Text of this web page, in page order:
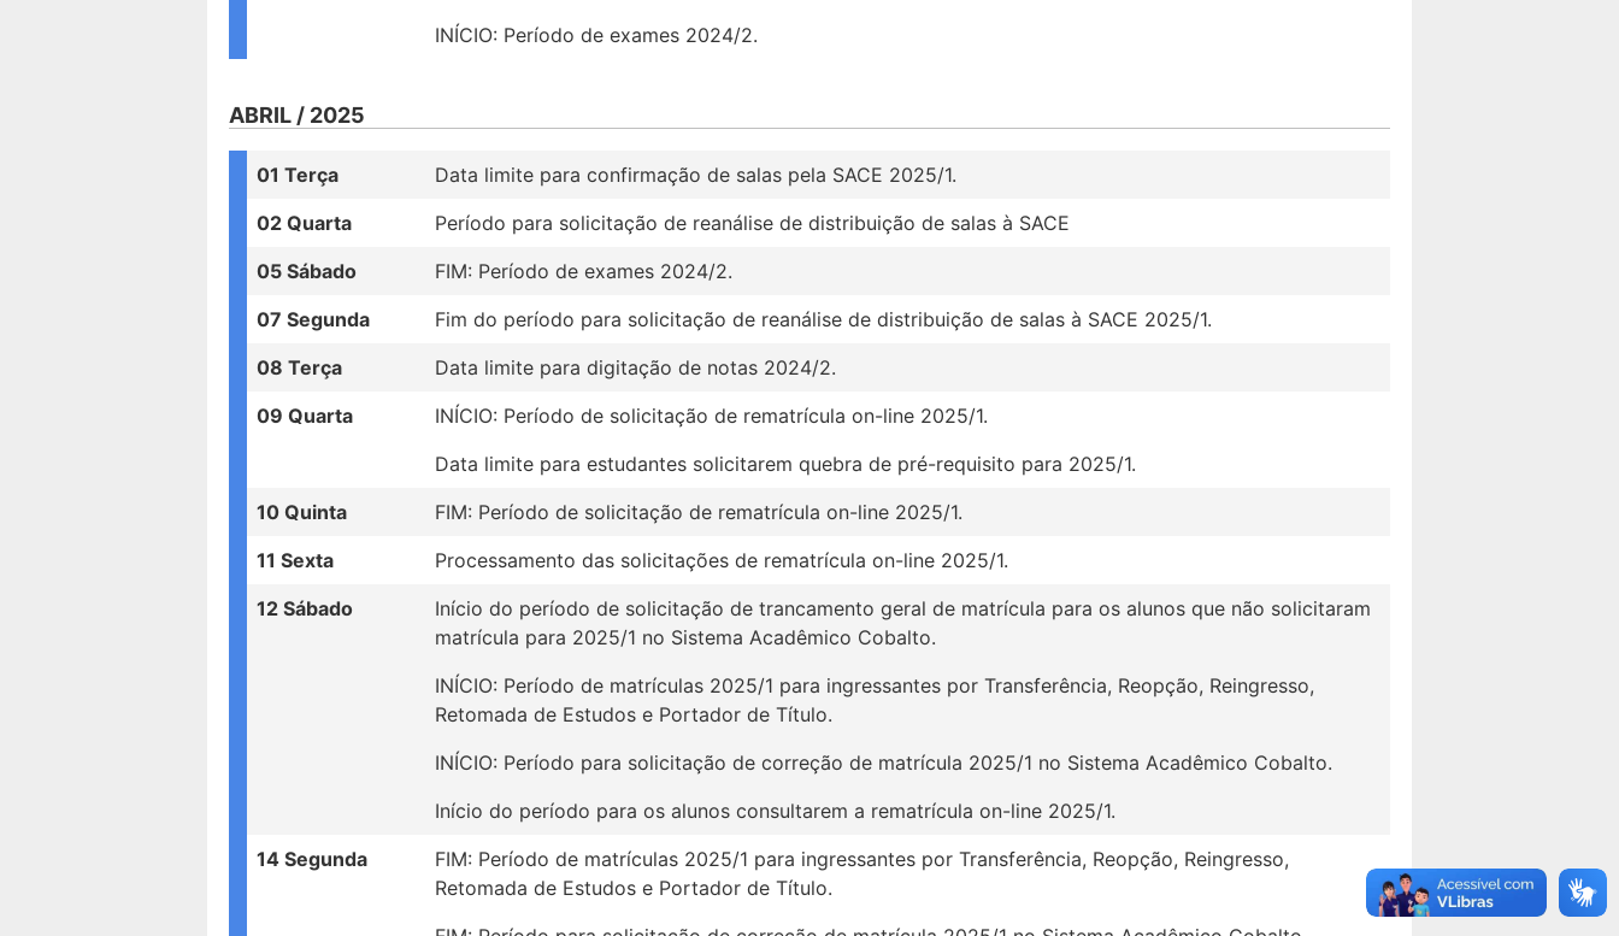
INÍCIO: Período de exames 2024/2.
ABRIL / 2025
01 Terça
Data limite para confirmação de salas pela SACE 2025/1.
02 Quarta
Período para solicitação de reanálise de distribuição de salas à SACE
05 Sábado
FIM: Período de exames 2024/2.
07 Segunda
Fim do período para solicitação de reanálise de distribuição de salas à SACE 2025/1.
08 Terça
Data limite para digitação de notas 2024/2.
09 Quarta
INÍCIO: Período de solicitação de rematrícula on-line 2025/1.
Data limite para estudantes solicitarem quebra de pré-requisito para 2025/1.
10 Quinta
FIM: Período de solicitação de rematrícula on-line 2025/1.
11 Sexta
Processamento das solicitações de rematrícula on-line 2025/1.
12 Sábado
Início do período de solicitação de trancamento geral de matrícula para os alunos que não solicitaram
matrícula para 2025/1 no Sistema Acadêmico Cobalto.
INÍCIO: Período de matrículas 2025/1 para ingressantes por Transferência, Reopção, Reingresso,
Retomada de Estudos e Portador de Título.
INÍCIO: Período para solicitação de correção de matrícula 2025/1 no Sistema Acadêmico Cobalto.
Início do período para os alunos consultarem a rematrícula on-line 2025/1.
14 Segunda
FIM: Período de matrículas 2025/1 para ingressantes por Transferência, Reopção, Reingresso,
Retomada de Estudos e Portador de Título.